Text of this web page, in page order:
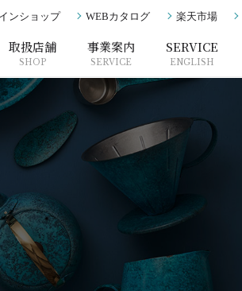
ンショップ WEBカタログ 楽天市場
取扱店舗
SHOP
事業案内
SERVICE
SERVICE
ENGLISH